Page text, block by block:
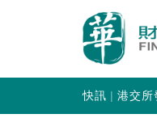
快訊 港交所